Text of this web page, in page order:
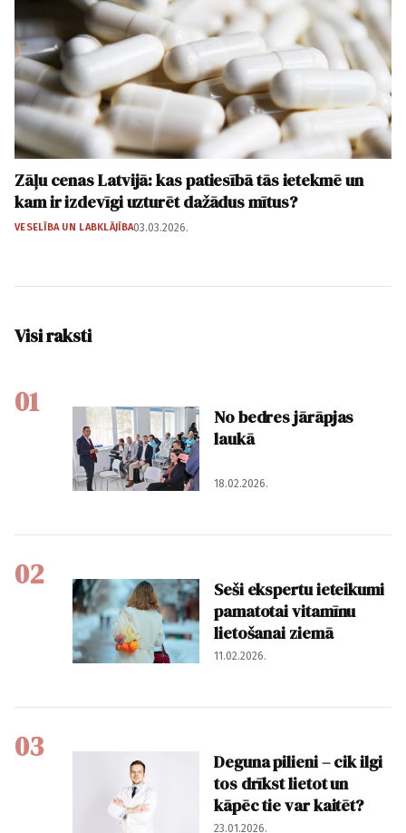
Zāļu cenas Latvijā: kas patiesībā tās ietekmē un
kam ir izdevīgi uzturēt dažādus mītus?
VESELĪBA UN LABKLĀJĪBA03.03.2026.
Visi raksti
01
No bedres jārāpjas
laukā
18.02.2026.
02
Seši ekspertu ieteikumi
pamatotai vitamīnu
lietošanai ziemā
11.02.2026.
03
Deguna pilieni – cik ilgi
tos drīkst lietot un
kāpēc tie var kaitēt?
23.01.2026.